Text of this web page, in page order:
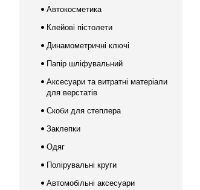
Автокосметика
Клейові пістолети
Динамометричні ключі
Папір шліфувальний
Аксесуари та витратні матеріали
для верстатів
Скоби для степлера
Заклепки
Одяг
Полірувальні круги
Автомобільні аксесуари